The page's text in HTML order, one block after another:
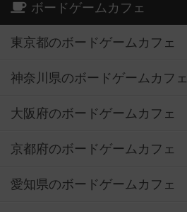
ボードゲームカフェ
東京都のボードゲームカフェ
神奈川県のボードゲームカフェ
大阪府のボードゲームカフェ
京都府のボードゲームカフェ
愛知県のボードゲームカフェ